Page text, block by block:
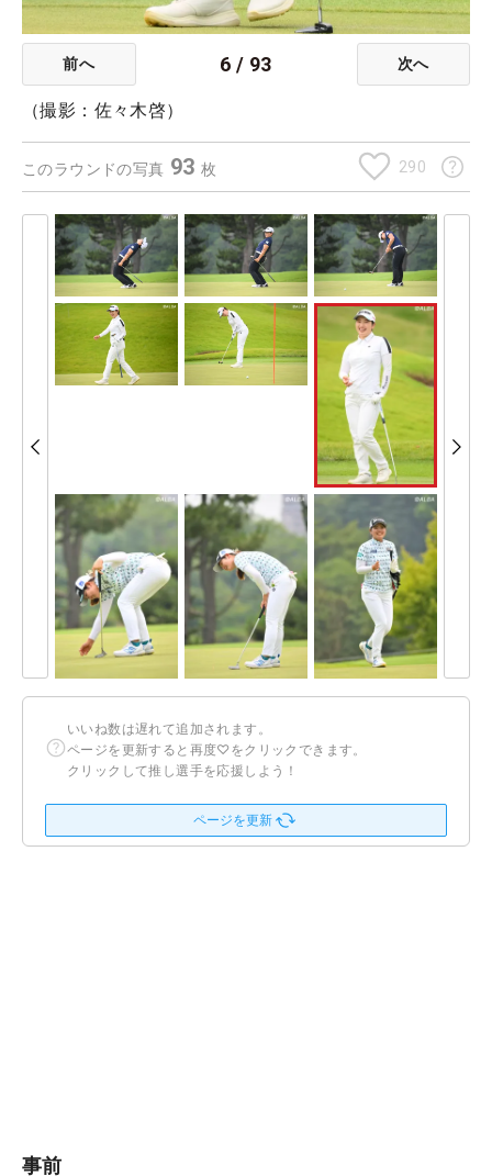
前へ 6 / 93 次へ
（撮影：佐々木啓）
このラウンドの写真 93枚 290
いいね数は遅れて追加されます。
ページを更新すると再度♡をクリックできます。
クリックして推し選手を応援しよう！
ページを更新
事前